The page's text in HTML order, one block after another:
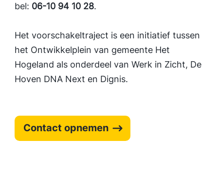
bel: 06-10 94 10 28.
Het voorschakeltraject is een initiatief tussen
het Ontwikkelplein van gemeente Het
Hogeland als onderdeel van Werk in Zicht, De
Hoven DNA Next en Dignis.
Contact opnemen